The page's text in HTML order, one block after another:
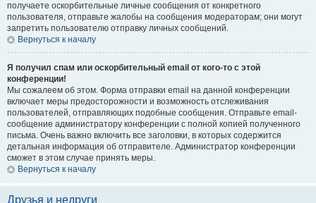
получаете оскорбительные личные сообщения от конкретного
пользователя, отправьте жалобы на сообщения модераторам; они могут
запретить пользователю отправку личных сообщений.
Вернуться к началу
Я получил спам или оскорбительный email от кого-то с этой
конференции!
Мы сожалеем об этом. Форма отправки email на данной конференции
включает меры предосторожности и возможность отслеживания
пользователей, отправляющих подобные сообщения. Отправьте email-
сообщение администратору конференции с полной копией полученного
письма. Очень важно включить все заголовки, в которых содержится
детальная информация об отправителе. Администратор конференции
сможет в этом случае принять меры.
Вернуться к началу
Друзья и недруги